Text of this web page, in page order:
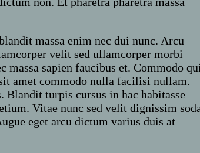
massa enim nec dui nunc. Arcu
velit sed ullamcorper morbi
sapien faucibus et. Commodo
amet commodo nulla facilisi nullam.
turpis cursus in hac habitasse
Vitae nunc sed velit dignissim
eget arcu dictum varius duis at